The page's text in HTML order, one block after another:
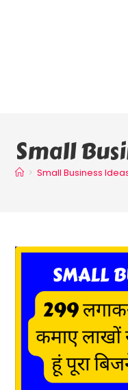
Small
> Small Business